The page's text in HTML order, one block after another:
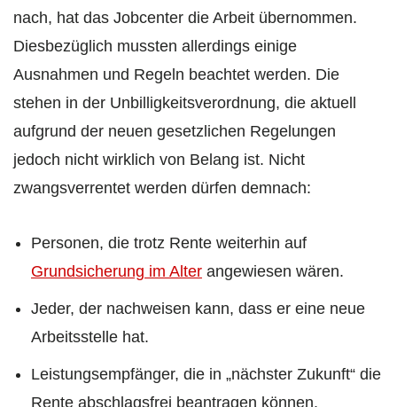
nach, hat das Jobcenter die Arbeit übernommen.
Diesbezüglich mussten allerdings einige
Ausnahmen und Regeln beachtet werden. Die
stehen in der Unbilligkeitsverordnung, die aktuell
aufgrund der neuen gesetzlichen Regelungen
jedoch nicht wirklich von Belang ist. Nicht
zwangsverrentet werden dürfen demnach:
Personen, die trotz Rente weiterhin auf
Grundsicherung im Alter angewiesen wären.
Jeder, der nachweisen kann, dass er eine neue
Arbeitsstelle hat.
Leistungsempfänger, die in „nächster Zukunft“ die
Rente abschlagsfrei beantragen können.